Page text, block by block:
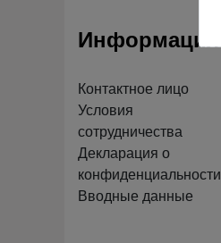
Информация
Контактное лицо
Условия
сотрудничества
Декларация о
конфиденциальности
Вводные данные